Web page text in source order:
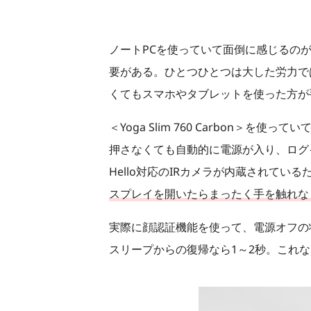
ノートPCを使っていて面倒に感じるの
要がある。ひとつひとつは大した労力
くてもスマホやタブレットを使った方
＜Yoga Slim 760 Carbon＞を使ってい
押さなくても自動的に電源が入り、ロ
Hello対応のIRカメラが内蔵されている
スプレイを開いたらまったく手を触れ
実際に顔認証機能を使って、電源オフ
スリープからの復帰なら1～2秒。これ